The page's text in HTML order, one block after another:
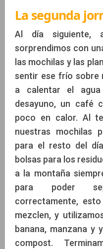
La segunda
Al día siguiente,
sorprendimos con
las mochilas y las
sentir ese frío sobre
a calentar el
desayuno, un café
poco en calor. Al
nuestras mochilas
para el resto del
bolsas para los
a la montaña
para poder
correctamente,
mezclen, y
banana, manzana y
compost.